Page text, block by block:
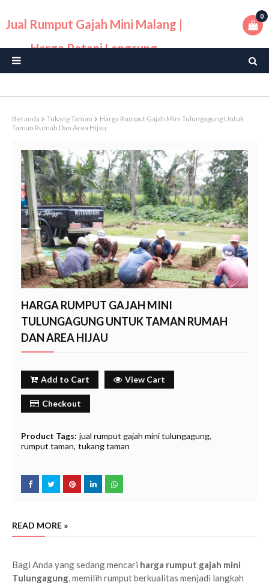
Jual Rumput Gajah Mini Malang |
Harga Petani Langsung
0
Beranda Tukang Taman
Harga Rumput Gajah Mini Tulungagung Untuk
Taman Rumah Dan Area Hijau
HARGA RUMPUT GAJAH MINI
TULUNGAGUNG UNTUK TAMAN RUMAH
DAN AREA HIJAU
Add to Cart View Cart
Checkout
Product Tags: jual rumput gajah mini tulungagung
rumput taman tukang taman
READ MORE »
Bagi Anda yang sedang mencari harga rumput gajah mini
Tulungagung, memilih rumput berkualitas menjadi langkah